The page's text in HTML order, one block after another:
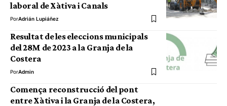
laboral de Xàtiva i Canals
PorAdrián Lupiáñez
Resultat de les eleccions municipals
del 28M de 2023 a la Granja de la
Costera
PorAdmin
Comença reconstrucció del pont
entre Xàtiva i la Granja de la Costera,